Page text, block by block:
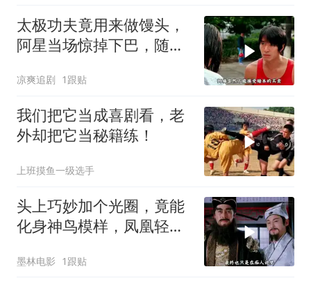
太极功夫竟用来做馒头，
阿星当场惊掉下巴，随后
凉爽追剧 1跟贴
我们把它当成喜剧看，老
外却把它当秘籍练！
上班摸鱼一级选手
头上巧妙加个光圈，竟能
化身神鸟模样，凤凰轻松
墨林电影 1跟贴